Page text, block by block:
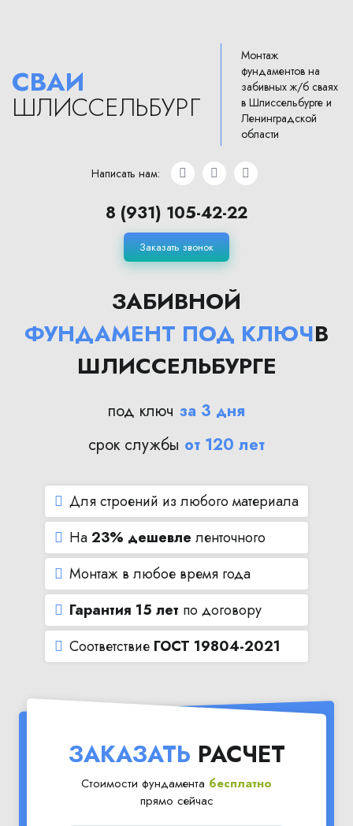
СВАИ
ШЛИССЕЛЬБУРГ
Монтаж
фундаментов на
забивных ж/б сваях
в Шлиссельбурге и
Ленинградской
области
Написать нам:
8 (931) 105-42-22
Заказать звонок
ЗАБИВНОЙ
ФУНДАМЕНТ ПОД КЛЮЧВ
ШЛИССЕЛЬБУРГЕ
под ключ за 3 дня
срок службы от 120 лет
Для строений из любого материала
На23% дешевле ленточного
Монтаж в любое время года
Гарантия 15 лет по договору
Соответствие ГОСТ 19804-2021
ЗАКАЗАТЬ РАСЧЕТ
Стоимости фундамента бесплатно
прямо сейчас